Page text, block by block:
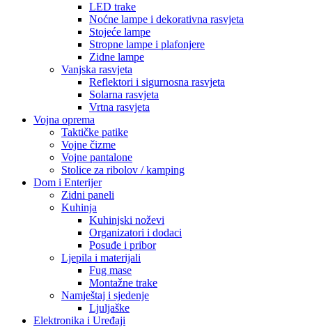
LED trake
Noćne lampe i dekorativna rasvjeta
Stojeće lampe
Stropne lampe i plafonjere
Zidne lampe
Vanjska rasvjeta
Reflektori i sigurnosna rasvjeta
Solarna rasvjeta
Vrtna rasvjeta
Vojna oprema
Taktičke patike
Vojne čizme
Vojne pantalone
Stolice za ribolov / kamping
Dom i Enterijer
Zidni paneli
Kuhinja
Kuhinjski noževi
Organizatori i dodaci
Posuđe i pribor
Ljepila i materijali
Fug mase
Montažne trake
Namještaj i sjedenje
Ljuljaške
Elektronika i Uređaji